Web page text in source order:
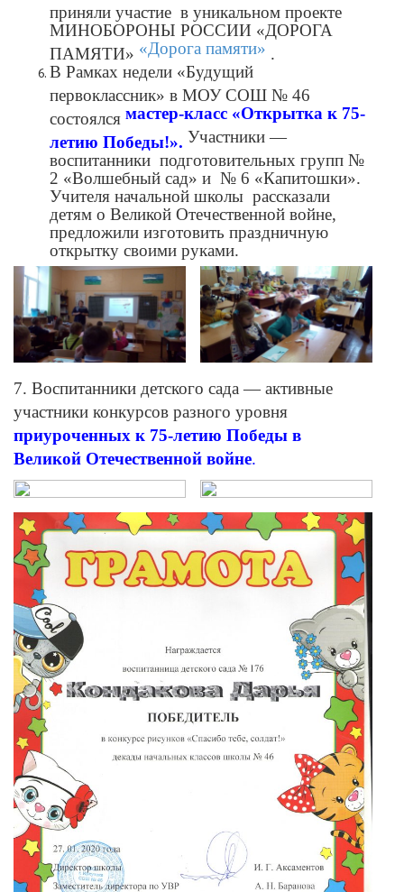
приняли участие в уникальном проекте
МИНОБОРОНЫ РОССИИ «ДОРОГА
ПАМЯТИ» «Дорога памяти»
В Рамках недели «Будущий
первоклассник» в МОУ СОШ № 46
состоялся мастер-класс «Открытка к 75-
летию Победы!». Участники —
воспитанники подготовительных групп №
2 «Волшебный сад» и № 6 «Капитошки».
Учителя начальной школы рассказали
детям о Великой Отечественной войне,
предложили изготовить праздничную
открытку своими руками.
7. Воспитанники детского сада — активные
участники конкурсов разного уровня
приуроченных к 75-летию Победы в
Великой Отечественной войне.